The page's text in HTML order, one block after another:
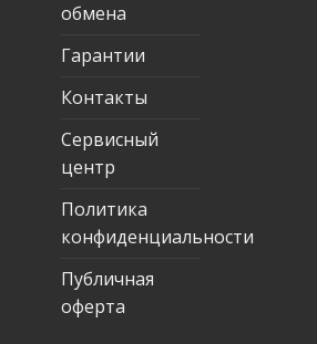
обмена
Гарантии
Контакты
Сервисный
центр
Политика
конфиденциальности
Публичная
оферта